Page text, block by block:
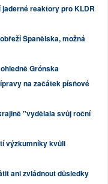
reaktory pro KLDR
Španělska, možná
Grónska
na začátek písňové
"vydělala svůj roční
výzkumníky kvůli
ani zvládnout důsledky